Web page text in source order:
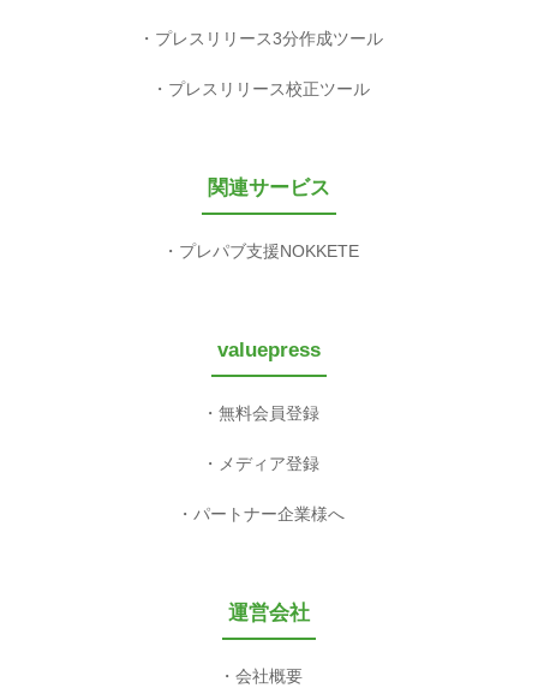
プレスリリース3分作成ツール
プレスリリース校正ツール
関連サービス
プレパブ支援NOKKETE
valuepress
無料会員登録
メディア登録
パートナー企業様へ
運営会社
会社概要